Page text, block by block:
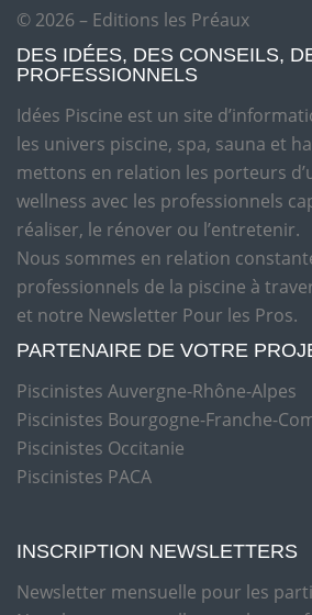
© 2026 – Editions les Préaux
DES IDÉES, DES CONSEILS,
PROFESSIONNELS
Idées Piscine est un site
les univers piscine, spa, sauna et
mettons en relation les porteurs
wellness avec les professionnels
réaliser, le rénover ou l’entretenir.
Nous sommes en relation
professionnels de la piscine à
et notre Newsletter Pour les Pros.
PARTENAIRE DE VOTRE
Piscinistes Auvergne-Rhône-Alpes
Piscinistes Bourgogne-Franche-
Piscinistes Occitanie
Piscinistes PACA
INSCRIPTION NEWSLETTERS
Newsletter mensuelle pour les